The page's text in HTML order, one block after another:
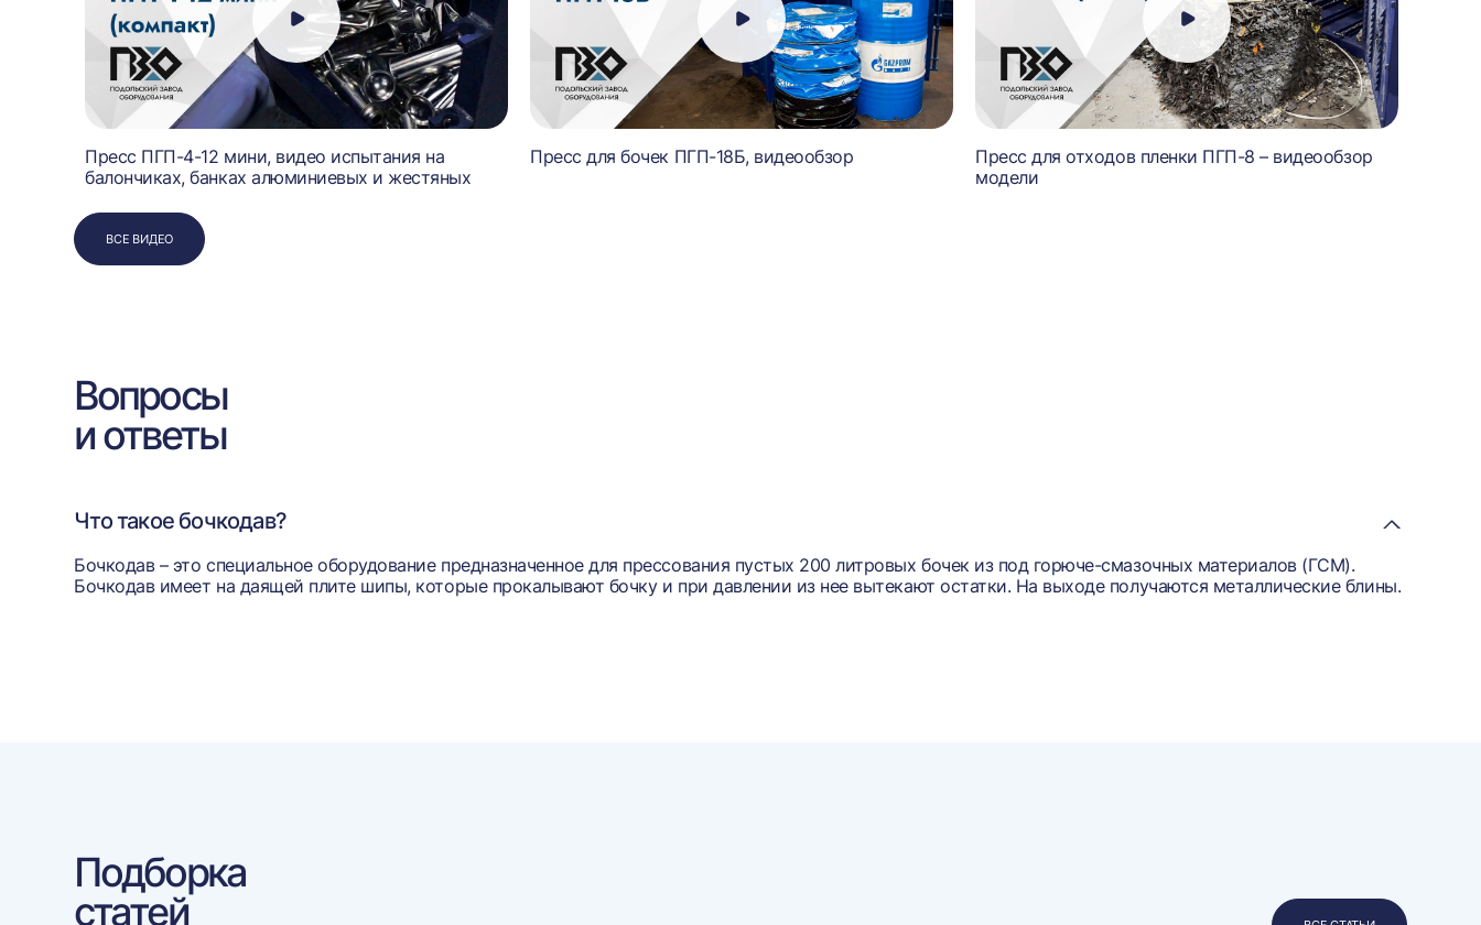
Пресс ПГП-4-12 мини, видео испытания на
балончиках, банках алюминиевых и жестяных
Пресс для бочек ПГП-18Б, видеообзор
Пресс для отходов пленки ПГП-8 – видеообзор
модели
ВСЕ ВИДЕО
Вопросы
и ответы
Что такое бочкодав?
Бочкодав – это специальное оборудование предназначенное для прессования пустых 200 литровых бочек из под горюче-смазочных материалов (ГСМ).
Бочкодав имеет на даящей плите шипы, которые прокалывают бочку и при давлении из нее вытекают остатки. На выходе получаются металлические блины.
Подборка
статей